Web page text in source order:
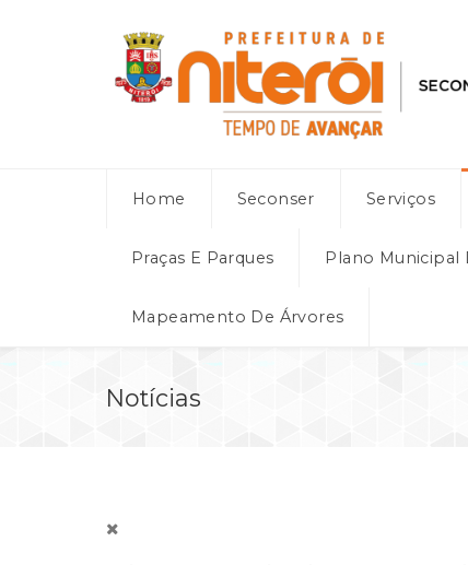
Home Seconser Serviços
Praças E Parques Plano Municipal
Mapeamento De Árvores
Notícias